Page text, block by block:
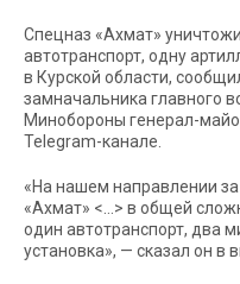
Спецназ «Ахмат»
автотранспорт, одну
в Курской области,
замначальника главного
Минобороны генерал-
Telegram-канале.
«На нашем направлении
«Ахмат» <…> в общей
один автотранспорт, два
установка», — сказал он в